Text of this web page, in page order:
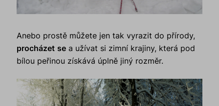
Anebo prostě můžete jen tak vyrazit do přírody,
procházet se a užívat si zimní krajiny, která pod
bílou peřinou získává úplně jiný rozměr.